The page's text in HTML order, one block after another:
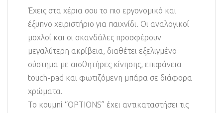
Έχεις στα χέρια σου το πιο εργονομικό και
έξυπνο χειριστήριο για παιχνίδι. Οι αναλογικοί
μοχλοί και οι σκανδάλες προσφέρουν
μεγαλύτερη ακρίβεια, διαθέτει εξελιγμένο
σύστημα με αισθητήρες κίνησης, επιφάνεια
touch-pad και φωτιζόμενη μπάρα σε διάφορα
χρώματα.
Το κουμπί “OPTIONS” έχει αντικαταστήσει τις